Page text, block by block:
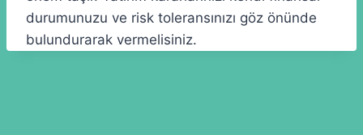
durumunuzu ve risk toleransınızı göz önünde
bulundurarak vermelisiniz.